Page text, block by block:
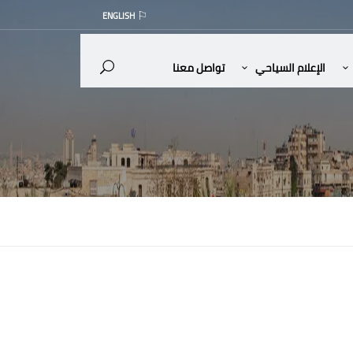
ENGLISH
الإعلام السياحي تواصل معنا